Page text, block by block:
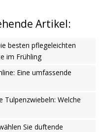
Artikel:
besten pflegeleichten
im Frühling
Eine umfassende
Welche
Sie duftende